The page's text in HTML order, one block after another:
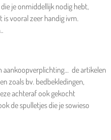
je onmiddellijk nodig hebt,
vooral zeer handig ivm.
aankoopverplichting... de artikelen
zoals bv. bedbekledingen,
achteraf ook gekocht
de spulletjes die je sowieso